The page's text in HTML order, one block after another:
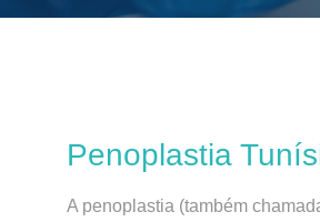
Penoplastia
A penoplastia (também